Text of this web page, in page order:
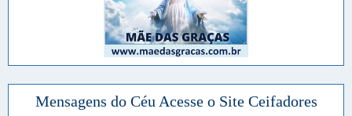
Mensagens do Céu Acesse o Site Ceifadores